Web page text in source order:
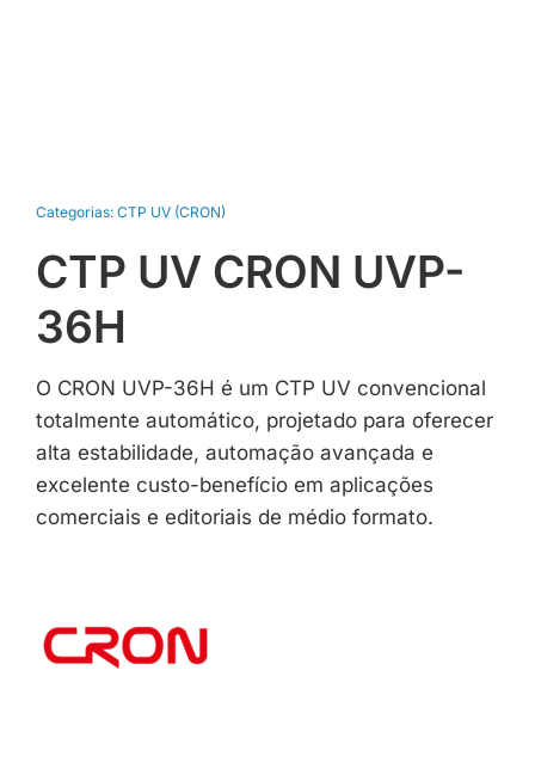
Categorias: CTP UV (CRON)
CTP UV CRON UVP-
36H
O CRON UVP-36H é um CTP UV convencional
totalmente automático, projetado para oferecer
alta estabilidade, automação avançada e
excelente custo-benefício em aplicações
comerciais e editoriais de médio formato.